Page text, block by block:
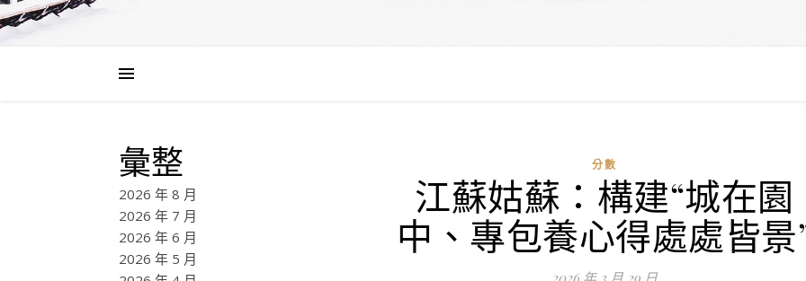
彙整
2026 年 8 月
2026 年 7 月
2026 年 6 月
2026 年 5 月
分數
江蘇姑蘇：構建“城在園
中、專包養心得處處皆景
2026 年 3 月 29 日